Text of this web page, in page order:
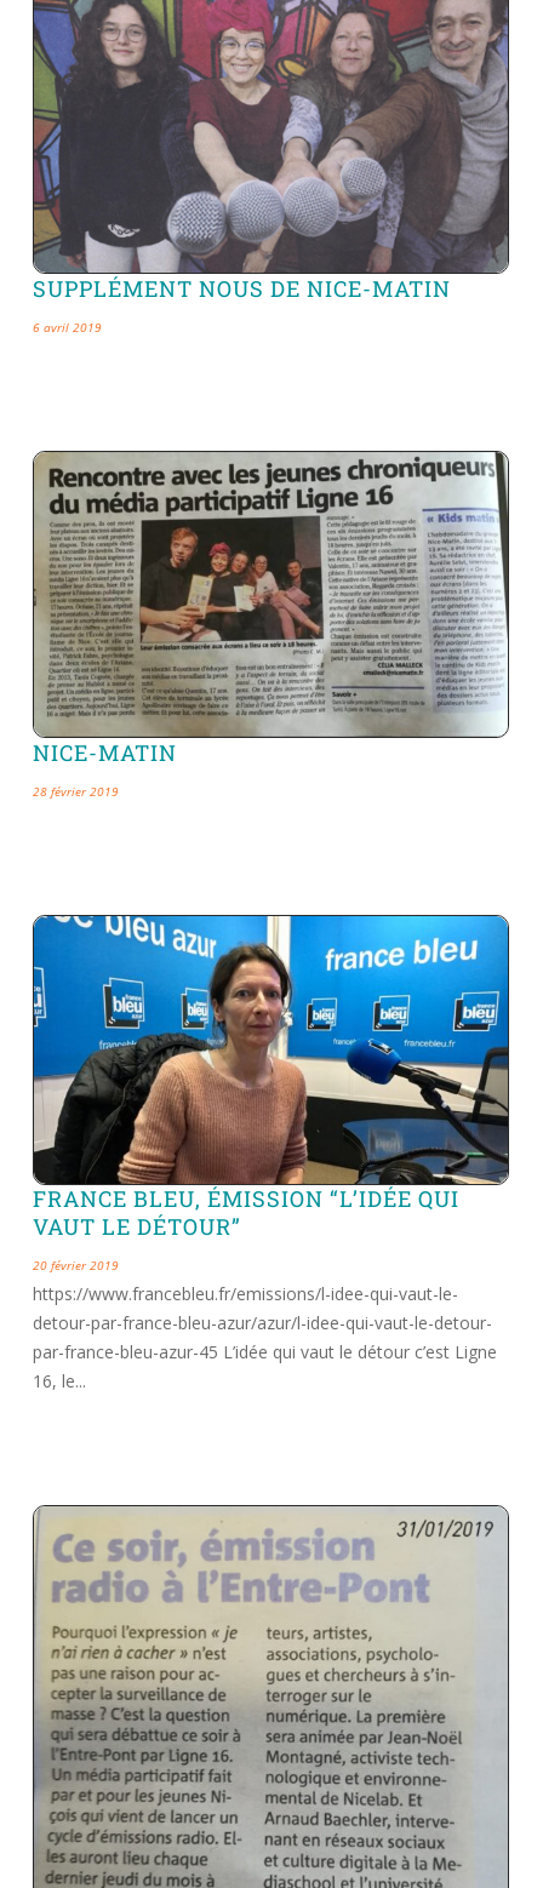
SUPPLÉMENT NOUS DE NICE-MATIN
6 avril 2019
NICE-MATIN
28 février 2019
FRANCE BLEU, ÉMISSION “L’IDÉE QUI
VAUT LE DÉTOUR”
20 février 2019
https://www.francebleu.fr/emissions/l-idee-qui-vaut-le-
detour-par-france-bleu-azur/azur/l-idee-qui-vaut-le-detour-
par-france-bleu-azur-45 L’idée qui vaut le détour c’est Ligne
16, le...